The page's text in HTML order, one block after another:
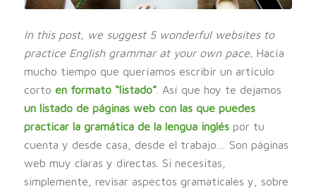
In this post, we suggest 5 wonderful websites to
practice English grammar at your own pace. Hacía
mucho tiempo que queríamos escribir un artículo
corto en formato “listado”. Así que hoy te dejamos
un listado de páginas web con las que puedes
practicar la gramática de la lengua ingléspor tu
cuenta y desde casa, desde el trabajo… Son páginas
web muy claras y directas. Si necesitas,
simplemente, revisar aspectos gramaticales y, sobre